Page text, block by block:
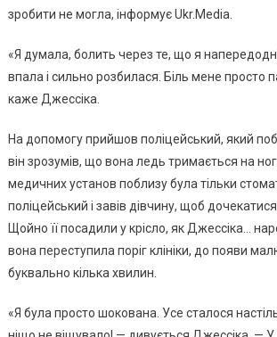
зробити не могла, інформує Ukr.Media.
«Я думала, болить через те, що я
впала і сильно розбилася. Біль мене просто
каже Джессіка.
На допомогу прийшов поліцейський, який
він зрозумів, що вона ледь тримається на
медичних установ поблизу була тільки
поліцейський і завів дівчину, щоб
Щойно її посадили у крісло, як Джессіка…
вона переступила поріг клініки, до появи
буквально кілька хвилин.
«Я була просто шокована. Усе сталося